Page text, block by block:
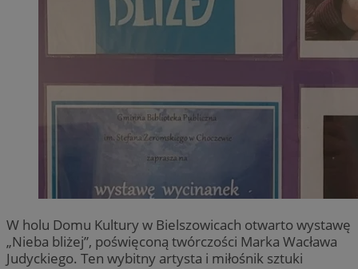
W holu Domu Kultury w Bielszowicach otwarto wystawę
„Nieba bliżej”, poświęconą twórczości Marka Wacława
Judyckiego. Ten wybitny artysta i miłośnik sztuki